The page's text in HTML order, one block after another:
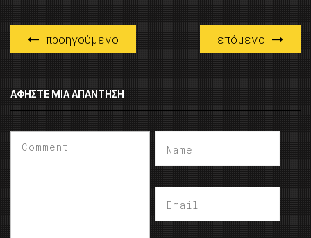
προηγούμενο επόμενο
ΑΦΉΣΤΕ ΜΙΑ ΑΠΆΝΤΗΣΗ